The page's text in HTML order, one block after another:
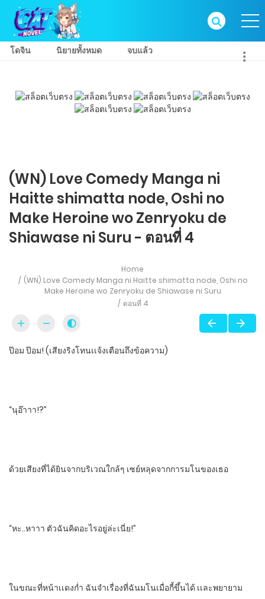
โดจิน นิยายทั้งหมด จบแล้ว
(WN) Love Comedy Manga ni
Haitte​ shimatta node, Oshi no
Make Heroine wo Zenryoku de
Shiawase ni Suru - ตอนที่ 4
Home
(WN) Love Comedy Manga ni Haitte​ shimatta node, Oshi no
Make Heroine wo Zenryoku de Shiawase ni Suru
ตอนที่ 4
ป๊อม​ ป๊อม! ​(เสียงริงโทนเเจ้งเตือนถึงข้อความ)
“นุอ๊าาา!?”
ด้วยเสียงที่ได้ยินจากบริเวณใกล้ๆ​ เซย์หลุดจากการมโนของเธอ
“หะ..หาาา​ ตัวฉันคิดอะไรอยู่ล่ะเนี่ย!”
ในขณะที่หน้าเเดงกํ่า​ ฉันจําเรื่องที่ฉันมโนเมื่อกี้ขึ้นได้​ เเละพยายาม